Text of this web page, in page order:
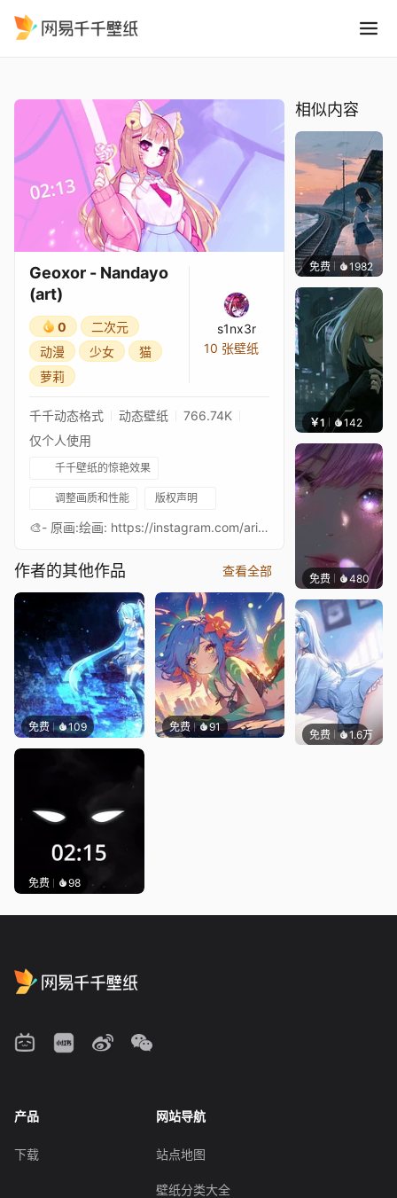
Geoxor - Nandayo
(art)
0
二次元
动漫
少女
猫
萝莉
s1nx3r
10 张壁纸
千千动态格式 动态壁纸
766.74K
仅个人使用
千千壁纸的惊艳效果
调整画质和性能 版权声明
🎨- 原画:绘画: https://instagram.com/ariimaw角色: https://instagram.com/hyuu.nie
作者的其他作品 查看全部
免费 109 免费 91
免费 98
相似内容
免费 1982辰东
￥1 142
免费 480辰东
免费 1.6万豆子
产品
下载
网站导航
站点地图
壁纸分类大全